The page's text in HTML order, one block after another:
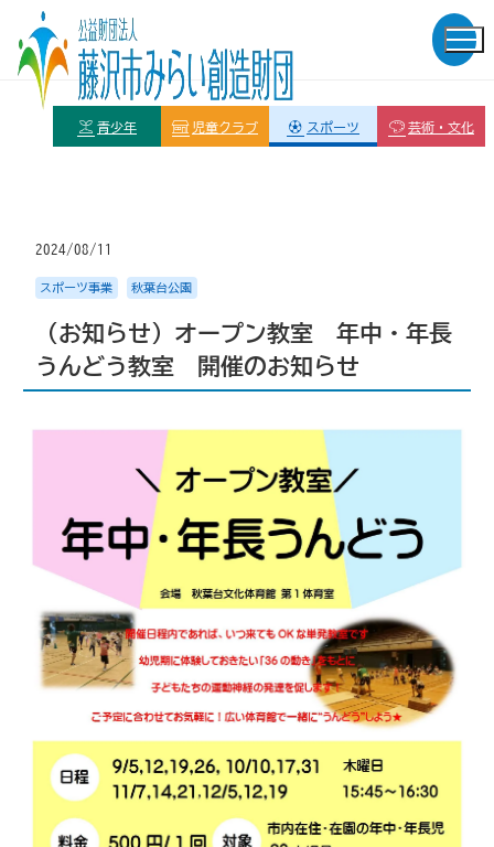
青少年 児童クラブ スポーツ 芸術・文化
2024/08/11
スポーツ事業 秋葉台公園
（お知らせ）オープン教室 年中・年長
うんどう教室 開催のお知らせ